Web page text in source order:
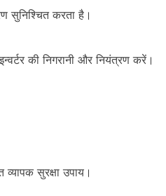
सुनिश्चित करता है।
की निगरानी और नियंत्रण करें।
व्यापक सुरक्षा उपाय।